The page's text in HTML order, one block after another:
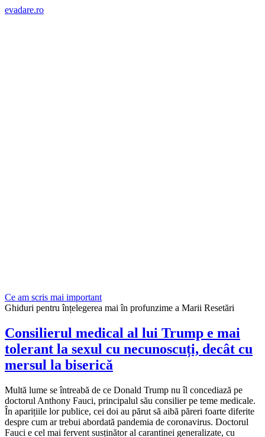
evadare.ro
Ce am scris mai important
Ghiduri pentru înțelegerea mai în profunzime a Marii Resetări
Consilierul medical al lui Trump e mai
tolerant la sexul cu necunoscuți, decât cu
mersul la biserică
Multă lume se întreabă de ce Donald Trump nu îl concediază pe
doctorul Anthony Fauci, principalul său consilier pe teme medicale.
În aparițiile lor publice, cei doi au părut să aibă păreri foarte diferite
despre cum ar trebui abordată pandemia de coronavirus. Doctorul
Fauci e cel mai fervent susținător al carantinei generalizate, cu